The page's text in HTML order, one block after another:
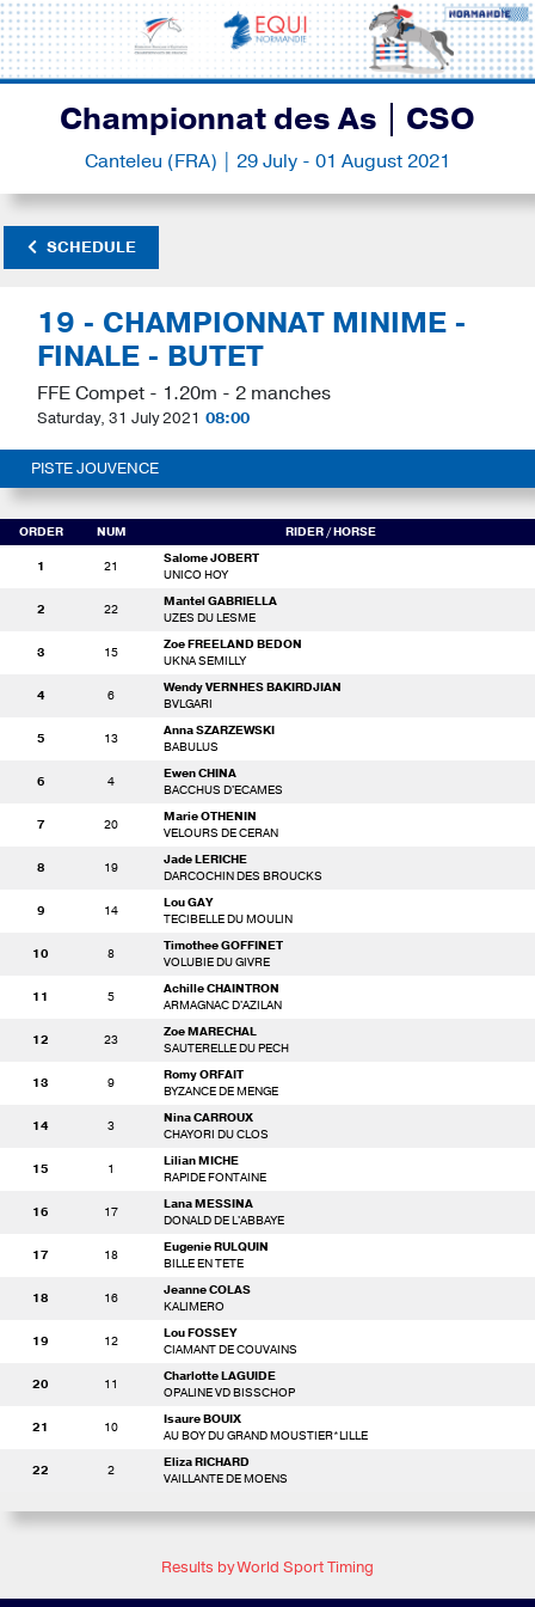
Championnat des As | CSO
Canteleu (FRA) | 29 July - 01 August 2021
SCHEDULE
19 - CHAMPIONNAT MINIME -
FINALE - BUTET
FFE Compet - 1.20m - 2 manches
Saturday, 31 July 2021 08:00
PISTE JOUVENCE
ORDER NUM RIDER/ HORSE
1 21
Salome JOBERT
UNICO HOY
2 22
Mantel GABRIELLA
UZES DU LESME
3 15
Zoe FREELAND BEDON
UKNA SEMILLY
4 6
Wendy VERNHES BAKIRDJIAN
BVLGARI
5 13
Anna SZARZEWSKI
BABULUS
6 4
Ewen CHINA
BACCHUS D'ECAMES
7 20
Marie OTHENIN
VELOURS DE CERAN
8 19
Jade LERICHE
DARCOCHIN DES BROUCKS
9 14
Lou GAY
TECIBELLE DU MOULIN
10 8
Timothee GOFFINET
VOLUBIE DU GIVRE
11 5
Achille CHAINTRON
ARMAGNAC D'AZILAN
12 23
Zoe MARECHAL
SAUTERELLE DU PECH
13 9
Romy ORFAIT
BYZANCE DE MENGE
14 3
Nina CARROUX
CHAYORI DU CLOS
15 1
Lilian MICHE
RAPIDE FONTAINE
16 17
Lana MESSINA
DONALD DE L'ABBAYE
17 18
Eugenie RULQUIN
BILLE EN TETE
18 16
Jeanne COLAS
KALIMERO
19 12
Lou FOSSEY
CIAMANT DE COUVAINS
20 11
Charlotte LAGUIDE
OPALINE VD BISSCHOP
21 10
Isaure BOUIX
AU BOY DU GRAND MOUSTIER*LILLE
22 2
Eliza RICHARD
VAILLANTE DE MOENS
Results by World Sport Timing